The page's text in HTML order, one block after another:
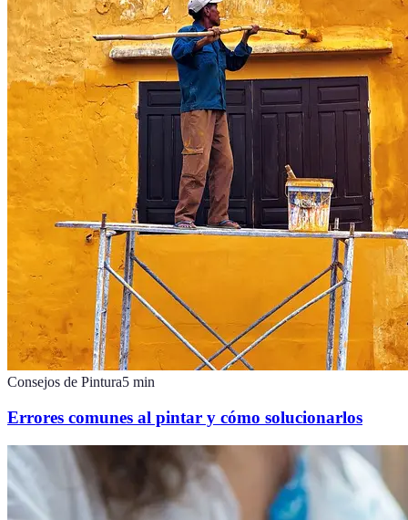
Consejos de Pintura5 min
Errores comunes al pintar y cómo solucionarlos